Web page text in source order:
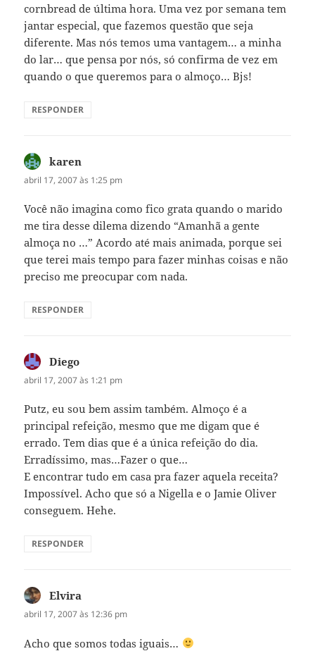
cornbread de última hora. Uma vez por semana tem
jantar especial, que fazemos questão que seja
diferente. Mas nós temos uma vantagem… a minha
do lar… que pensa por nós, só confirma de vez em
quando o que queremos para o almoço… Bjs!
RESPONDER
karen
abril 17, 2007 às 1:25 pm
Você não imagina como fico grata quando o marido
me tira desse dilema dizendo “Amanhã a gente
almoça no …” Acordo até mais animada, porque sei
que terei mais tempo para fazer minhas coisas e não
preciso me preocupar com nada.
RESPONDER
Diego
abril 17, 2007 às 1:21 pm
Putz, eu sou bem assim também. Almoço é a
principal refeição, mesmo que me digam que é
errado. Tem dias que é a única refeição do dia.
Erradíssimo, mas…Fazer o que…
E encontrar tudo em casa pra fazer aquela receita?
Impossível. Acho que só a Nigella e o Jamie Oliver
conseguem. Hehe.
RESPONDER
Elvira
abril 17, 2007 às 12:36 pm
Acho que somos todas iguais…